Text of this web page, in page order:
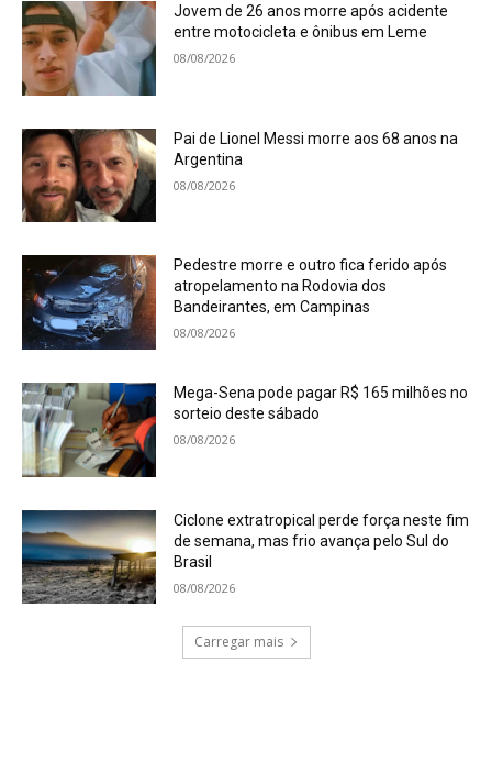
Jovem de 26 anos morre após acidente
entre motocicleta e ônibus em Leme
08/08/2026
Pai de Lionel Messi morre aos 68 anos na
Argentina
08/08/2026
Pedestre morre e outro fica ferido após
atropelamento na Rodovia dos
Bandeirantes, em Campinas
08/08/2026
Mega-Sena pode pagar R$ 165 milhões no
sorteio deste sábado
08/08/2026
Ciclone extratropical perde força neste fim
de semana, mas frio avança pelo Sul do
Brasil
08/08/2026
Carregar mais